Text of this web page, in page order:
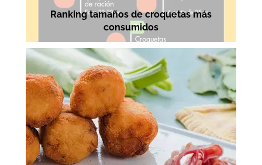
Ranking tamaños de croquetas más
consumidos